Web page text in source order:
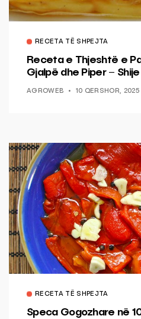
RECETA TË SHPEJTA
Receta e Thjeshtë e
Gjalpë dhe Piper –
AGROWEB 10 QERSHOR, 2025
RECETA TË SHPEJTA
Speca Gogozhare në